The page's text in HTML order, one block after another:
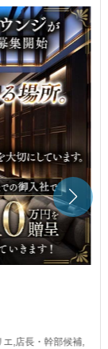
す。
,店長・幹部候補,